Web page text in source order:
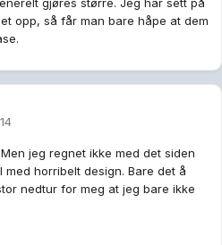
gjøres større. Jeg har sett på
opp, så får man bare håpe at dem
jeg regnet ikke med det siden
horribelt design. Bare det å
nedtur for meg at jeg bare ikke